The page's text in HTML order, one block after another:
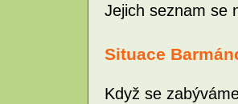
Jejich seznam se
Situace
Když se